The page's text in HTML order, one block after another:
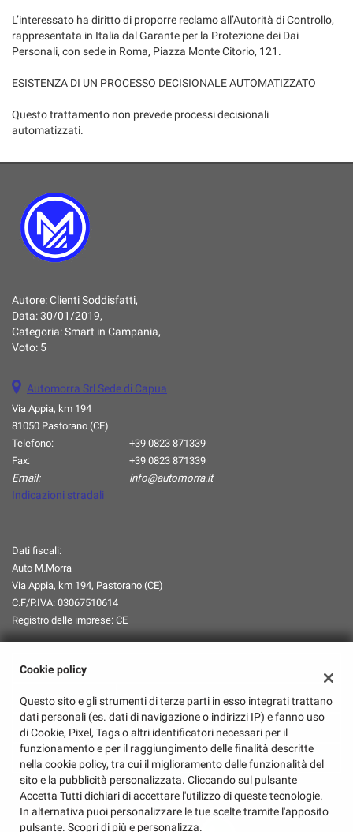
L’interessato ha diritto di proporre reclamo all’Autorità di Controllo,
rappresentata in Italia dal Garante per la Protezione dei Dai
Personali, con sede in Roma, Piazza Monte Citorio, 121.
ESISTENZA DI UN PROCESSO DECISIONALE AUTOMATIZZATO
Questo trattamento non prevede processi decisionali
automatizzati.
Autore:Clienti Soddisfatti,
Data:30/01/2019,
Categoria:Smart in Campania,
Voto: 5
Automorra Srl Sede di Capua
Via Appia, km 194
81050 Pastorano (CE)
Telefono:
+39 0823 871339
Fax:
+39 0823 871339
Email:
info@automorra.it
Indicazioni stradali
Dati fiscali:
Auto M.Morra
Via Appia, km 194, Pastorano (CE)
C.F/P.IVA: 03067510614
Registro delle imprese: CE
Orari Apertura
Lun-Ven: 08:00-13:00 / 14:30-18:45
Sabato: 08:00-13:00/Chiuso
Domenica: Chiuso
Cookie policy
Questo sito e gli strumenti di terze parti in esso integrati trattano
dati personali (es. dati di navigazione o indirizzi IP) e fanno uso
di Cookie, Pixel, Tags o altri identificatori necessari per il
funzionamento e per il raggiungimento delle finalità descritte
nella cookie policy, tra cui il miglioramento delle funzionalità del
sito e la pubblicità personalizzata. Cliccando sul pulsante
Accetta Tutti dichiari di accettare l'utilizzo di queste tecnologie.
In alternativa puoi personalizzare le tue scelte tramite l'apposito
pulsante. Scopri di più e personalizza.